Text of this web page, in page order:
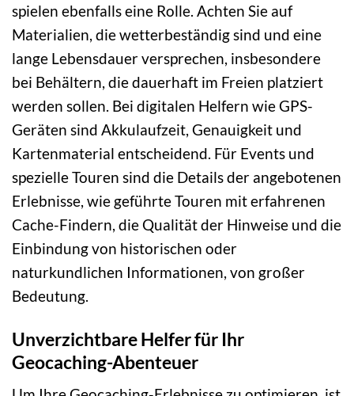
spielen ebenfalls eine Rolle. Achten Sie auf
Materialien, die wetterbeständig sind und eine
lange Lebensdauer versprechen, insbesondere
bei Behältern, die dauerhaft im Freien platziert
werden sollen. Bei digitalen Helfern wie GPS-
Geräten sind Akkulaufzeit, Genauigkeit und
Kartenmaterial entscheidend. Für Events und
spezielle Touren sind die Details der angebotenen
Erlebnisse, wie geführte Touren mit erfahrenen
Cache-Findern, die Qualität der Hinweise und die
Einbindung von historischen oder
naturkundlichen Informationen, von großer
Bedeutung.
Unverzichtbare Helfer für Ihr
Geocaching-Abenteuer